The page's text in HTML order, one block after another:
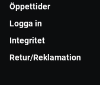
Öppettider
Logga in
Integritet
Retur/Reklamation